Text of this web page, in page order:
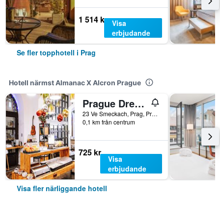
1 514 kr Visa
erbjudande
Se fler topphotell i Prag
Hotell närmst Almanac X Alcron Prague
Prague Dream Hostel
23 Ve Smeckach, Prag, Prague Region, Tjeckien
0,1 km från centrum
725 kr
Visa
erbjudande
Visa fler närliggande hotell